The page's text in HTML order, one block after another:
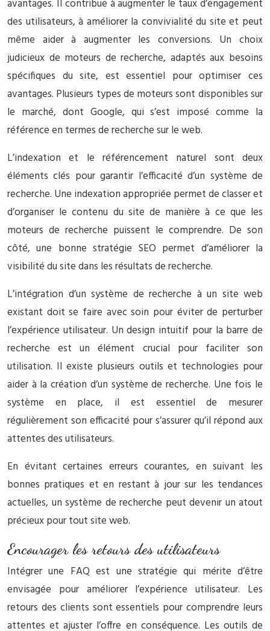
avantages. Il contribue à augmenter le taux d’engagement
des utilisateurs, à améliorer la convivialité du site et peut
même aider à augmenter les conversions. Un choix
judicieux de moteurs de recherche, adaptés aux besoins
spécifiques du site, est essentiel pour optimiser ces
avantages. Plusieurs types de moteurs sont disponibles sur
le marché, dont Google, qui s’est imposé comme la
référence en termes de recherche sur le web.
L’indexation et le référencement naturel sont deux
éléments clés pour garantir l’efficacité d’un système de
recherche. Une indexation appropriée permet de classer et
d’organiser le contenu du site de manière à ce que les
moteurs de recherche puissent le comprendre. De son
côté, une bonne stratégie SEO permet d’améliorer la
visibilité du site dans les résultats de recherche.
L’intégration d’un système de recherche à un site web
existant doit se faire avec soin pour éviter de perturber
l’expérience utilisateur. Un design intuitif pour la barre de
recherche est un élément crucial pour faciliter son
utilisation. Il existe plusieurs outils et technologies pour
aider à la création d’un système de recherche. Une fois le
système en place, il est essentiel de mesurer
régulièrement son efficacité pour s’assurer qu’il répond aux
attentes des utilisateurs.
En évitant certaines erreurs courantes, en suivant les
bonnes pratiques et en restant à jour sur les tendances
actuelles, un système de recherche peut devenir un atout
précieux pour tout site web.
Encourager les retours des utilisateurs
Intégrer une FAQ est une stratégie qui mérite d’être
envisagée pour améliorer l’expérience utilisateur. Les
retours des clients sont essentiels pour comprendre leurs
attentes et ajuster l’offre en conséquence. Les outils de